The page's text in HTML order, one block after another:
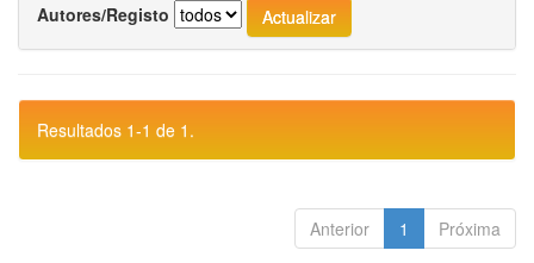
Autores/Registo
Resultados 1-1 de 1.
Anterior 1 Próxima